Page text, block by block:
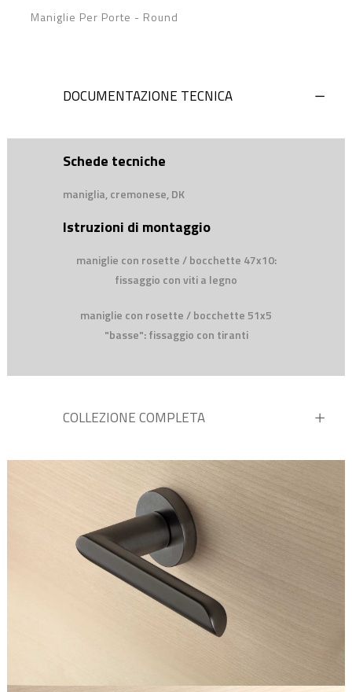
Maniglie Per Porte - Round
DOCUMENTAZIONE TECNICA
Schede tecniche
maniglia, cremonese, DK
Istruzioni di montaggio
maniglie con rosette / bocchette 47x10:
fissaggio con viti a legno
maniglie con rosette / bocchette 51x5
"basse": fissaggio con tiranti
COLLEZIONE COMPLETA